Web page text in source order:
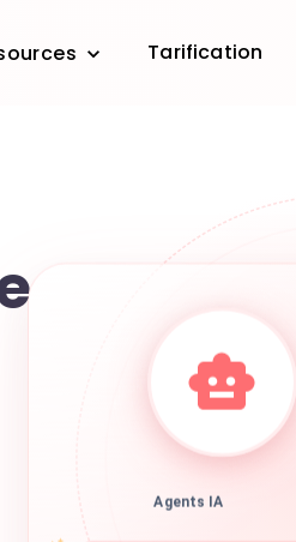
Tarification
Agents IA